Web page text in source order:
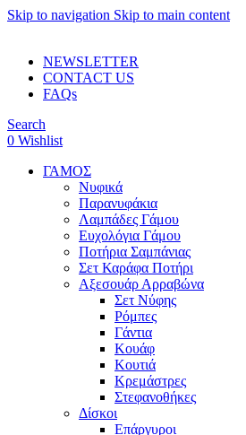
Skip to navigation Skip to main content
NEWSLETTER
CONTACT US
FAQs
Search
0 Wishlist
ΓΑΜΟΣ
Νυφικά
Παρανυφάκια
Λαμπάδες Γάμου
Ευχολόγια Γάμου
Ποτήρια Σαμπάνιας
Σετ Καράφα Ποτήρι
Αξεσουάρ Αρραβώνα
Σετ Νύφης
Ρόμπες
Γάντια
Κουάφ
Κουτιά
Κρεμάστρες
Στεφανοθήκες
Δίσκοι
Επάργυροι